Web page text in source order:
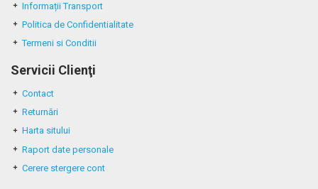
Informații Transport
Politica de Confidentialitate
Termeni si Conditii
Servicii Clienţi
Contact
Returnări
Harta sitului
Raport date personale
Cerere stergere cont